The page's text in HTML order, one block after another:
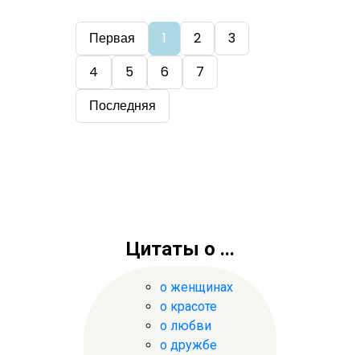
Первая 1 2
3
4
5 6
7
Последняя
Цитаты о ...
о женщинах
о красоте
о любви
о дружбе